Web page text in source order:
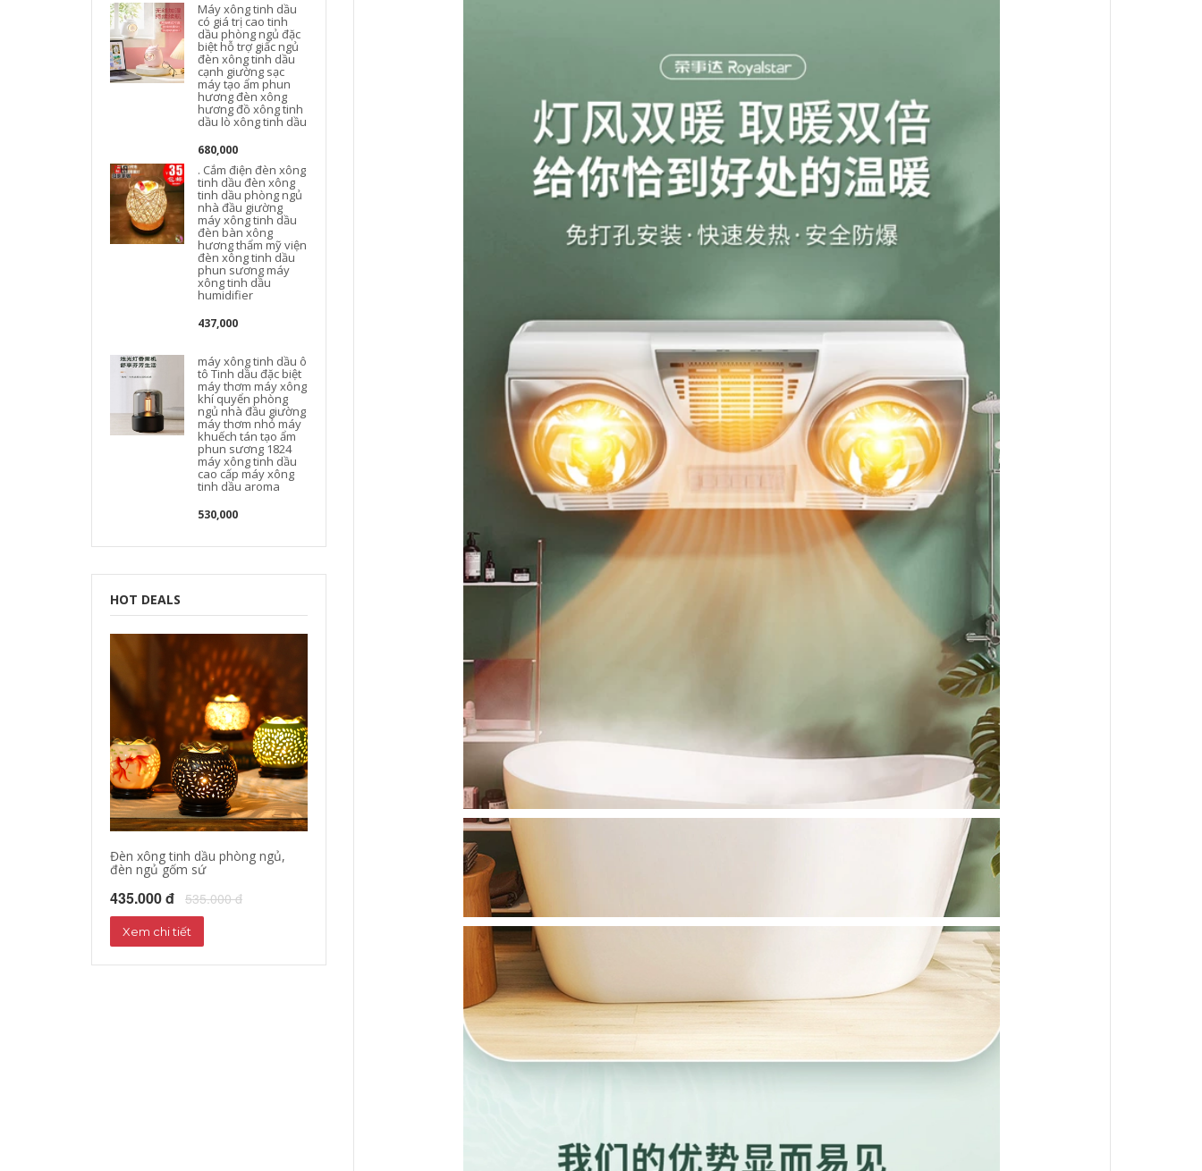
Máy xông tinh dầu
có giá trị cao tinh
dầu phòng ngủ đặc
biệt hỗ trợ giấc ngủ
đèn xông tinh dầu
cạnh giường sạc
máy tạo ẩm phun
hương đèn xông
hương đồ xông tinh
dầu lò xông tinh dầu
680,000
. Cắm điện đèn xông
tinh dầu đèn xông
tinh dầu phòng ngủ
nhà đầu giường
máy xông tinh dầu
đèn bàn xông
hương thẩm mỹ viện
đèn xông tinh dầu
phun sương máy
xông tinh dầu
humidifier
437,000
máy xông tinh dầu ô
tô Tinh dầu đặc biệt
máy thơm máy xông
khí quyển phòng
ngủ nhà đầu giường
máy thơm nhỏ máy
khuếch tán tạo ẩm
phun sương 1824
máy xông tinh dầu
cao cấp máy xông
tinh dầu aroma
530,000
LED trần ánh sáng
-Điều chỉnh ánh
sáng không có ánh
sáng phòng ngủ
sáng tạo cá tính
sáng tạo tròn cho
trẻ em ánh sáng ấm
áp màu hồng lãng
mạn đèn led mắt
phòng
1,606,000
HOT DEALS
Đèn xông tinh dầu phòng ngủ,
đèn ngủ gốm sứ
435.000 đ 535.000 đ
Xem chi tiết